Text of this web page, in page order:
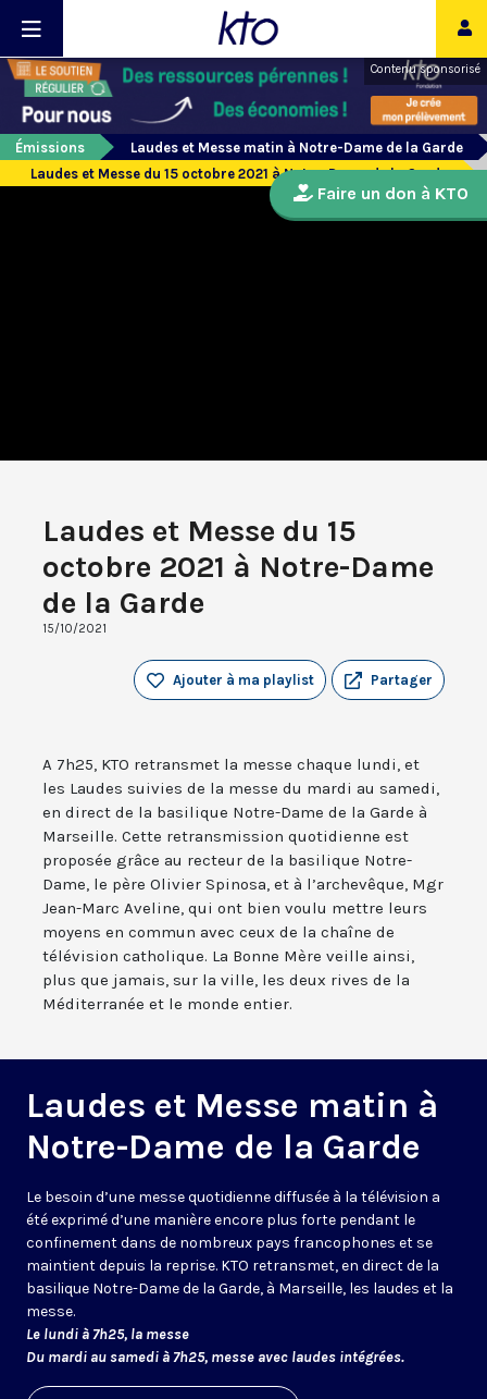
Contenu sponsorisé
Émissions
Laudes et Messe matin à Notre-Dame de la Garde
Laudes et Messe du 15 octobre 2021 à Notre-Dame de la Garde
Laudes et Messe du 15
octobre 2021 à Notre-Dame
de la Garde
15/10/2021
Partager
Ajouter à ma playlist
A 7h25, KTO retransmet la messe chaque lundi, et
les Laudes suivies de la messe du mardi au samedi,
en direct de la basilique Notre-Dame de la Garde à
Marseille. Cette retransmission quotidienne est
proposée grâce au recteur de la basilique Notre-
Dame, le père Olivier Spinosa, et à l’archevêque, Mgr
Jean-Marc Aveline, qui ont bien voulu mettre leurs
moyens en commun avec ceux de la chaîne de
télévision catholique. La Bonne Mère veille ainsi,
plus que jamais, sur la ville, les deux rives de la
Méditerranée et le monde entier.
Laudes et Messe matin à
Notre-Dame de la Garde
Le besoin d’une messe quotidienne diffusée à la télévision a
été exprimé d’une manière encore plus forte pendant le
confinement dans de nombreux pays francophones et se
maintient depuis la reprise. KTO retransmet, en direct de la
basilique Notre-Dame de la Garde, à Marseille, les laudes et la
messe.
Le lundi à 7h25, la messe
Du mardi au samedi à 7h25, messe avec laudes intégrées.
Faire un don à KTO